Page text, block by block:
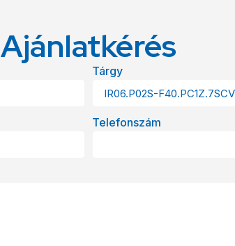
Ajánlatkérés
Tárgy
Telefonszám